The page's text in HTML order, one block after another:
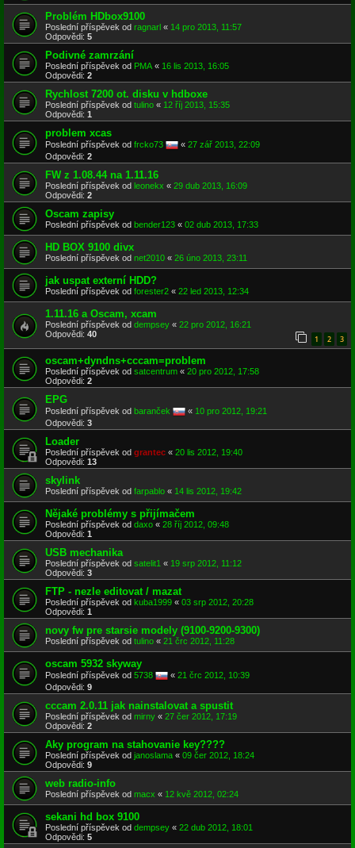
Problém HDbox9100
Poslední příspěvek od ragnarl « 14 pro 2013, 11:57
Odpovědi: 5
Podivné zamrzání
Poslední příspěvek od PMA « 16 lis 2013, 16:05
Odpovědi: 2
Rychlost 7200 ot. disku v hdboxe
Poslední příspěvek od tulino « 12 říj 2013, 15:35
Odpovědi: 1
problem xcas
Poslední příspěvek od frcko73 « 27 zář 2013, 22:09
Odpovědi: 2
FW z 1.08.44 na 1.11.16
Poslední příspěvek od leonekx « 29 dub 2013, 16:09
Odpovědi: 2
Oscam zapisy
Poslední příspěvek od bender123 « 02 dub 2013, 17:33
HD BOX 9100 divx
Poslední příspěvek od net2010 « 26 úno 2013, 23:11
jak uspat externí HDD?
Poslední příspěvek od forester2 « 22 led 2013, 12:34
1.11.16 a Oscam, xcam
Poslední příspěvek od dempsey « 22 pro 2012, 16:21
Odpovědi: 40 1 2 3
oscam+dyndns+cccam=problem
Poslední příspěvek od satcentrum « 20 pro 2012, 17:58
Odpovědi: 2
EPG
Poslední příspěvek od baranček « 10 pro 2012, 19:21
Odpovědi: 3
Loader
Poslední příspěvek od grantec « 20 lis 2012, 19:40
Odpovědi: 13
skylink
Poslední příspěvek od farpablo « 14 lis 2012, 19:42
Nějaké problémy s přijímačem
Poslední příspěvek od daxo « 28 říj 2012, 09:48
Odpovědi: 1
USB mechanika
Poslední příspěvek od satelit1 « 19 srp 2012, 11:12
Odpovědi: 3
FTP - nezle editovat / mazat
Poslední příspěvek od kuba1999 « 03 srp 2012, 20:28
Odpovědi: 1
novy fw pre starsie modely (9100-9200-9300)
Poslední příspěvek od tulino « 21 črc 2012, 11:28
oscam 5932 skyway
Poslední příspěvek od 5738 « 21 črc 2012, 10:39
Odpovědi: 9
cccam 2.0.11 jak nainstalovat a spustit
Poslední příspěvek od mirny « 27 čer 2012, 17:19
Odpovědi: 2
Aky program na stahovanie key????
Poslední příspěvek od janoslama « 09 čer 2012, 18:24
Odpovědi: 9
web radio-info
Poslední příspěvek od macx « 12 kvě 2012, 02:24
sekani hd box 9100
Poslední příspěvek od dempsey « 22 dub 2012, 18:01
Odpovědi: 5